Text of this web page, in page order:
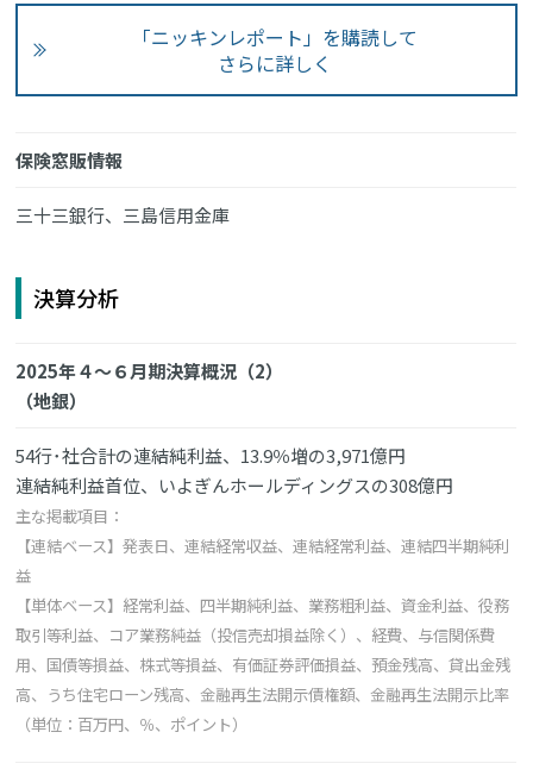
「ニッキンレポート」を購読して
さらに詳しく
保険窓販情報
三十三銀行、三島信用金庫
決算分析
2025年４～６月期決算概況（2）
（地銀）
54行･社合計の連結純利益、13.9％増の3,971億円
連結純利益首位、いよぎんホールディングスの308億円
主な掲載項目：
【連結ベース】発表日、連結経常収益、連結経常利益、連結四半期純利
益
【単体ベース】経常利益、四半期純利益、業務粗利益、資金利益、役務
取引等利益、コア業務純益（投信売却損益除く）、経費、与信関係費
用、国債等損益、株式等損益、有価証券評価損益、預金残高、貸出金残
高、うち住宅ローン残高、金融再生法開示債権額、金融再生法開示比率
（単位：百万円、％、ポイント）